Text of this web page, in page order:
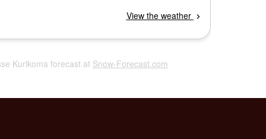
Kurikoma forecast at Snow-Forecast.com